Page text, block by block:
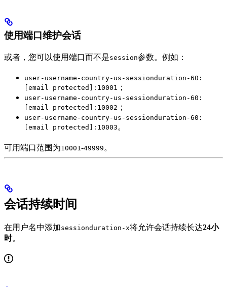
使用端口维护会话
或者，您可以使用端口而不是session参数。例如：
user-username-country-us-sessionduration-60:
[email protected]:10001 ；
user-username-country-us-sessionduration-60:
[email protected]:10002 ；
user-username-country-us-sessionduration-60:
[email protected]:10003 。
可用端口范围为10001-49999 。
会话持续时间
在用户名中添加sessionduration-x将允许会话持续长达24小
时。